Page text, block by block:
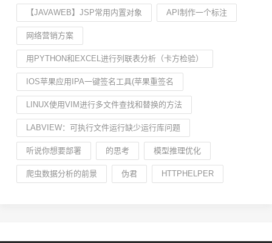
【JAVAWEB】JSP常用内置对象 API制作一个标注
网络营销方案
用PYTHON和EXCEL进行列联表分析（卡方检验）
IOS苹果应用IPA一键签名工具(苹果重签名
LINUX使用VIM进行多文件查找和替换的方法
LABVIEW：可执行文件运行缺少运行库问题
听说你想要部署 的思考 模型推理优化
爬虫数据分析的前景 伪君 HTTPHELPER